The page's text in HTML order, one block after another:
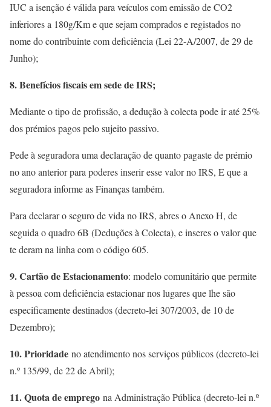
IUC a isenção é válida para veículos com emissão de CO2
inferiores a 180g/Km e que sejam comprados e registados no
nome do contribuinte com deficiência (Lei 22-A/2007, de 29 de
Junho);
8. Benefícios fiscais em sede de IRS;
Mediante o tipo de profissão, a dedução à colecta pode ir até 25%
dos prémios pagos pelo sujeito passivo.
Pede à seguradora uma declaração de quanto pagaste de prémio
no ano anterior para poderes inserir esse valor no IRS, E que a
seguradora informe as Finanças também.
Para declarar o seguro de vida no IRS, abres o Anexo H, de
seguida o quadro 6B (Deduções à Colecta), e inseres o valor que
te deram na linha com o código 605.
9. Cartão de Estacionamento: modelo comunitário que permite
à pessoa com deficiência estacionar nos lugares que lhe são
especificamente destinados (decreto-lei 307/2003, de 10 de
Dezembro);
10. Prioridade no atendimento nos serviços públicos (decreto-lei
n.º 135/99, de 22 de Abril);
11. Quota de emprego na Administração Pública (decreto-lei n.º